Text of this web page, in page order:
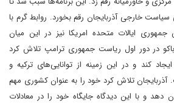
سیاست خارجی آذربایجان رقم بخورد. روابط گرم با
ایالات متحده امریکا نیز در این میان
در دور اول ریاست جمهوری ترامپ تلاش کرد
کند و در این زمینه از توانایی‌های ترکیه و
آذربایجان تلاش کرد خود را به عنوان کشوری مهم
دهد و با این دیدگاه جایگاه خود را در معادلات